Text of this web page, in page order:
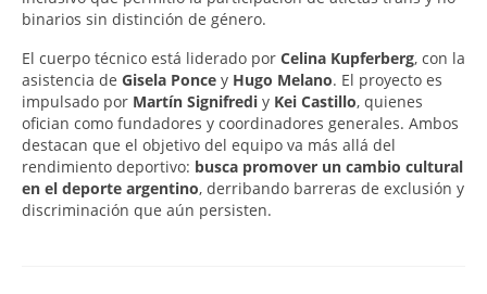
binarios sin distinción de género.
El cuerpo técnico está liderado por Celina Kupferberg, con la
asistencia de Gisela Ponce y Hugo Melano. El proyecto es
impulsado por Martín Signifredi y Kei Castillo, quienes
ofician como fundadores y coordinadores generales. Ambos
destacan que el objetivo del equipo va más allá del
rendimiento deportivo: busca promover un cambio cultural
en el deporte argentino, derribando barreras de exclusión y
discriminación que aún persisten.